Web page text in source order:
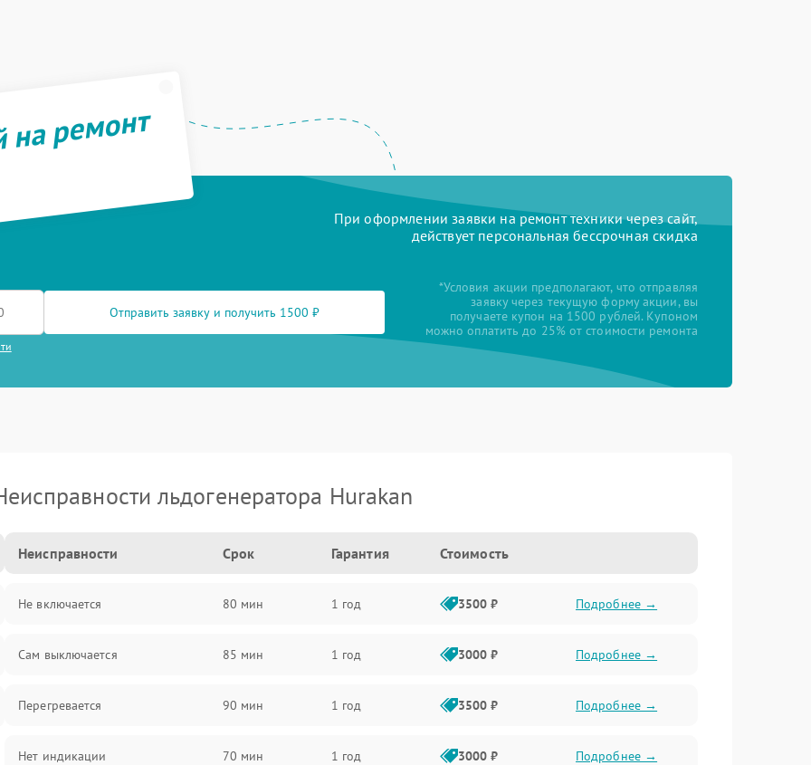
ремонт
При оформлении заявки на ремонт техники через сайт,
действует персональная бессрочная скидка
Отправить заявку и получить 1500 ₽
*Условия акции предполагают, что отправляя
заявку через текущую форму акции, вы
получаете купон на 1500 рублей. Купоном
можно оплатить до 25% от стоимости ремонта
льдогенератора Hurakan
Неисправности Срок Гарантия Стоимость
Не включается 80 мин 1 год 3500 ₽ Подробнее →
Сам выключается 85 мин 1 год 3000 ₽ Подробнее →
Перегревается 90 мин 1 год 3500 ₽ Подробнее →
Нет индикации 70 мин 1 год 3000 ₽ Подробнее →